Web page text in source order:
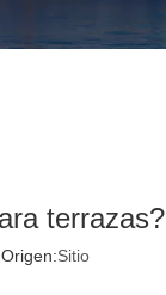
terrazas?
Sitio